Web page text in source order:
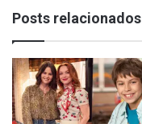
Posts relacionados